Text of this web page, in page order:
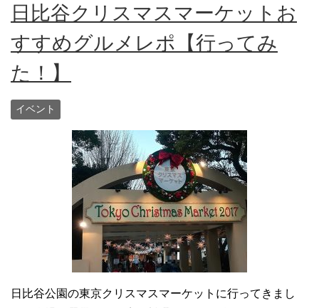
日比谷クリスマスマーケットお
すすめグルメレポ【行ってみ
た！】
イベント
日比谷公園の東京クリスマスマーケットに行ってきまし